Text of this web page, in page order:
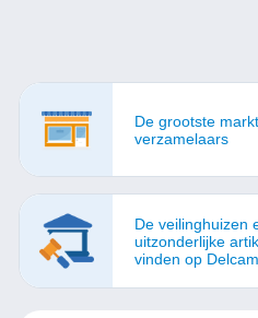
De grootste
verzamelaars
De veilinghuizen
uitzonderlijke
vinden op